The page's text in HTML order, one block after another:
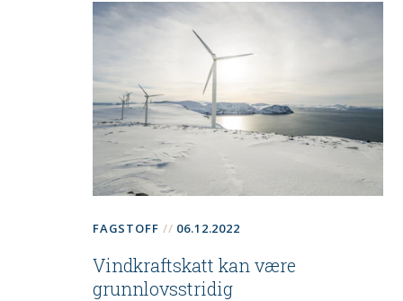
FAGSTOFF 06.12.2022
Vindkraftskatt kan være
grunnlovsstridig